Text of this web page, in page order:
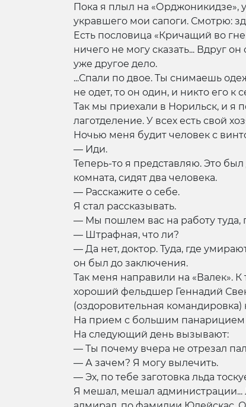
Пока я плыл на «Орджоникидзе»,
укравшего мои сапоги. Смотрю:
Есть пословица «Кричащий во
ничего не могу сказать... Вдруг
уже другое дело.
...Спали по двое. Ты снимаешь
не одет, то он один, и никто его к
Так мы приехали в Норильск, и я
лаготделение. У всех есть свой
Ночью меня будит человек с
— Иди.
Теперь-то я представляю. Это
комната, сидят два человека.
— Расскажите о себе.
Я стал рассказывать.
— Мы пошлем вас на работу туда,
— Штрафная, что ли?
— Да нет, доктор. Туда, где
он был до заключения.
Так меня направили на «Валек».
хороший фельдшер Геннадий
(оздоровительная командировка)
На прием с большим
На следующий день вызывают:
— Ты почему вчера не отрезал
— А зачем? Я могу вылечить.
— Эх, по тебе заготовка льда
Я мешал, мешал